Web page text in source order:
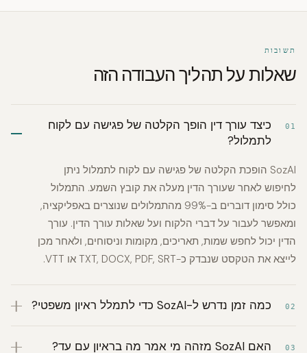
תשובות
שאלות על תהליך העבודה הזה
01
כיצד עורך דין הופך הקלטה של פגישה עם לקוח
לתמלול?
SozAI הופכת הקלטה של פגישה עם לקוח לתמלול ניתן
לחיפוש לאחר שעורך הדין מעלה את קובץ השמע. התמלול
כולל סימון דוברים ב-99% מהתמלולים שנוצרים באפליקציה,
ומאפשר לעבור על דברי הלקוח ועל שאלות עורך הדין. עורך
הדין יכול לחפש שמות, תאריכים, מקומות וניסוחים, ולאחר מכן
לייצא את הטקסט שנבדק כ-TXT, DOCX, PDF, SRT או VTT.
02 כמה זמן נדרש ל-SozAI כדי לתמלל ראיון משפטי?
03 האם SozAI מזהה מי אמר מה בראיון עם עד?